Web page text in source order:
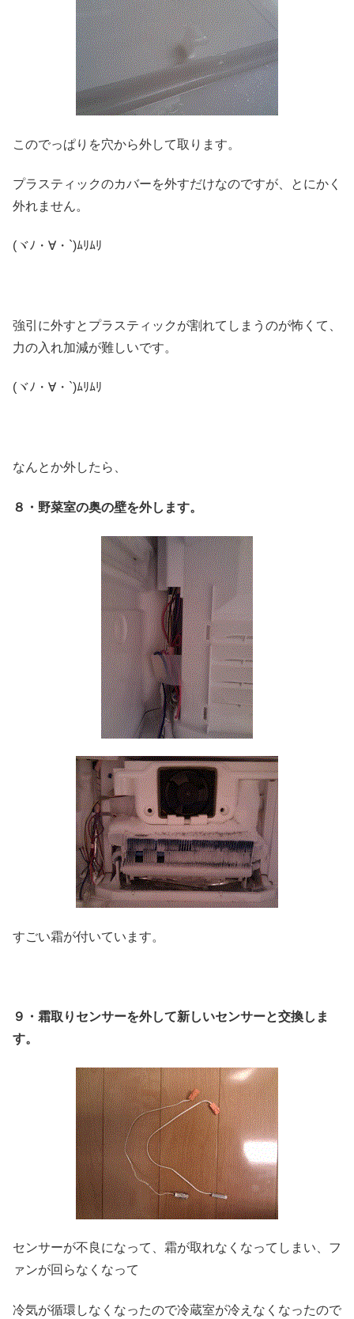
このでっぱりを穴から外して取ります。
プラスティックのカバーを外すだけなのですが、とにかく
外れません。
(ヾﾉ・∀・`)ﾑﾘﾑﾘ
強引に外すとプラスティックが割れてしまうのが怖くて、
力の入れ加減が難しいです。
(ヾﾉ・∀・`)ﾑﾘﾑﾘ
なんとか外したら、
８・野菜室の奥の壁を外します。
すごい霜が付いています。
９・霜取りセンサーを外して新しいセンサーと交換しま
す。
センサーが不良になって、霜が取れなくなってしまい、フ
ァンが回らなくなって
冷気が循環しなくなったので冷蔵室が冷えなくなったので